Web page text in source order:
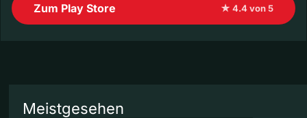
Zum Play Store ★ 4.4 von 5
Meistgesehen